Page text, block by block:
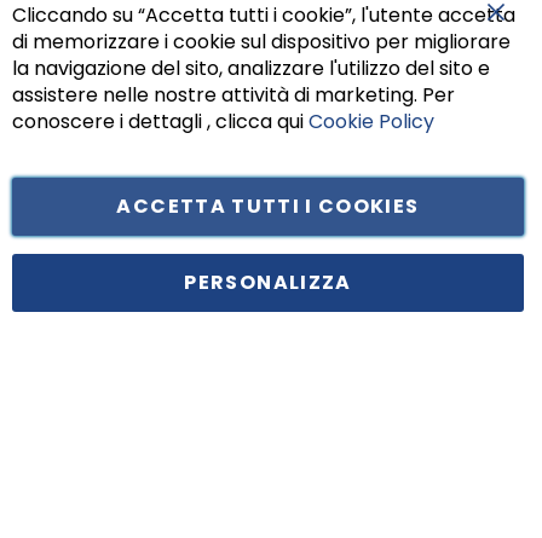
Principe di Piemonte 199, cap. 80026 Casoria (NA) - C.F. 05834470634 -
Cliccando su “Accetta tutti i cookie”, l'utente accetta
di memorizzare i cookie sul dispositivo per migliorare
la navigazione del sito, analizzare l'utilizzo del sito e
assistere nelle nostre attività di marketing. Per
conoscere i dettagli , clicca quiCookie Policy
ACCETTA TUTTI I COOKIES
PERSONALIZZA